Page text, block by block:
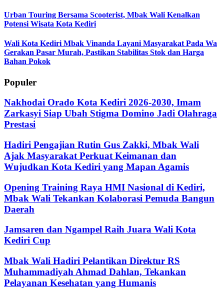
Urban Touring Bersama Scooterist, Mbak Wali Kenalkan
Potensi Wisata Kota Kediri
Wali Kota Kediri Mbak Vinanda Layani Masyarakat Pada Wa
Gerakan Pasar Murah, Pastikan Stabilitas Stok dan Harga
Bahan Pokok
Populer
Nakhodai Orado Kota Kediri 2026-2030, Imam
Zarkasyi Siap Ubah Stigma Domino Jadi Olahraga
Prestasi
Hadiri Pengajian Rutin Gus Zakki, Mbak Wali
Ajak Masyarakat Perkuat Keimanan dan
Wujudkan Kota Kediri yang Mapan Agamis
Opening Training Raya HMI Nasional di Kediri,
Mbak Wali Tekankan Kolaborasi Pemuda Bangun
Daerah
Jamsaren dan Ngampel Raih Juara Wali Kota
Kediri Cup
Mbak Wali Hadiri Pelantikan Direktur RS
Muhammadiyah Ahmad Dahlan, Tekankan
Pelayanan Kesehatan yang Humanis